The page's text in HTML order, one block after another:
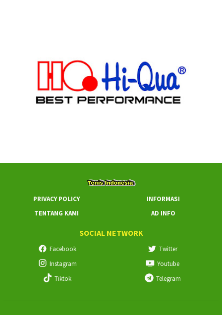
PRIVACY POLICY
INFORMASI
TENTANG KAMI
AD INFO
SOCIAL NETWORK
Facebook
Twitter
Instagram
Youtube
Tiktok
Telegram